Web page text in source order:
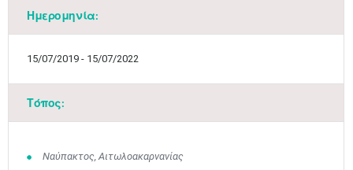
Ημερομηνία:
15/07/2019 - 15/07/2022
Τόπος:
Ναύπακτος, Αιτωλοακαρνανίας